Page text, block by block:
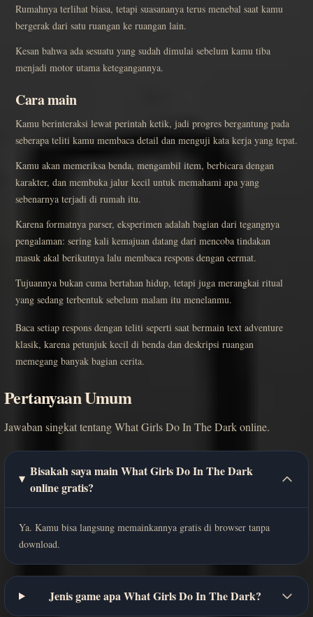
Rumahnya terlihat biasa, tetapi suasananya terus menebal saat kamu
bergerak dari satu ruangan ke ruangan lain.
Kesan bahwa ada sesuatu yang sudah dimulai sebelum kamu tiba
menjadi motor utama ketegangannya.
Cara main
Kamu berinteraksi lewat perintah ketik, jadi progres bergantung pada
seberapa teliti kamu membaca detail dan menguji kata kerja yang tepat.
Kamu akan memeriksa benda, mengambil item, berbicara dengan
karakter, dan membuka jalur kecil untuk memahami apa yang
sebenarnya terjadi di rumah itu.
Karena formatnya parser, eksperimen adalah bagian dari tegangnya
pengalaman: sering kali kemajuan datang dari mencoba tindakan
masuk akal berikutnya lalu membaca respons dengan cermat.
Tujuannya bukan cuma bertahan hidup, tetapi juga merangkai ritual
yang sedang terbentuk sebelum malam itu menelanmu.
Baca setiap respons dengan teliti seperti saat bermain text adventure
klasik, karena petunjuk kecil di benda dan deskripsi ruangan
memegang banyak bagian cerita.
Pertanyaan Umum
Jawaban singkat tentang What Girls Do In The Dark online.
Bisakah saya main What Girls Do In The Dark
online gratis?
Ya. Kamu bisa langsung memainkannya gratis di browser tanpa
download.
Jenis game apa What Girls Do In The Dark?